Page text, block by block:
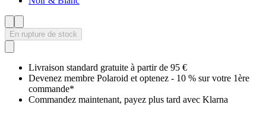
En rupture de stock
Livraison standard gratuite à partir de 95 €
Devenez membre Polaroid et optenez - 10 % sur votre 1ère
commande*
Commandez maintenant, payez plus tard avec Klarna